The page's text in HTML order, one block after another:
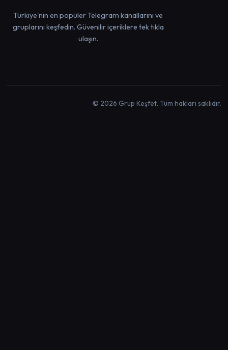
Türkiye'nin en popüler Telegram kanallarını ve
gruplarını keşfedin. Güvenilir içeriklere tek tıkla
ulaşın.
© 2026 Grup Keşfet. Tüm hakları saklıdır.